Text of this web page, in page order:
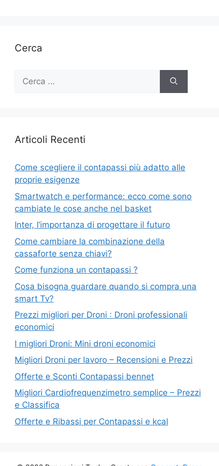
Cerca
Ricerca
Articoli Recenti
Come scegliere il contapassi più adatto alle
proprie esigenze
Smartwatch e performance: ecco come sono
cambiate le cose anche nel basket
Inter, l’importanza di progettare il futuro
Come cambiare la combinazione della
cassaforte senza chiavi?
Come funziona un contapassi ?
Cosa bisogna guardare quando si compra una
smart Tv?
Prezzi migliori per Droni : Droni professionali
economici
I migliori Droni: Mini droni economici
Migliori Droni per lavoro – Recensioni e Prezzi
Offerte e Sconti Contapassi bennet
Migliori Cardiofrequenzimetro semplice – Prezzi
e Classifica
Offerte e Ribassi per Contapassi e kcal